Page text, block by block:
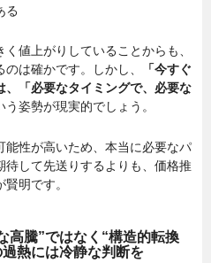
る
値上がりしていることからも、
は確かです。しかし、
「今すぐ
「必要なタイミングで、必要な
う姿勢が現実的でしょう。
性が高いため、本当に必要なパ
して先送りするよりも、価格推
明です。
高騰”ではなく“構造的転換
熱には冷静な判断を